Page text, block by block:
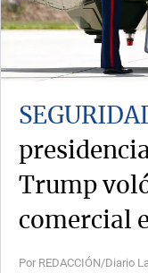
Trump
comercial
Por REDACCIÓN/Diario